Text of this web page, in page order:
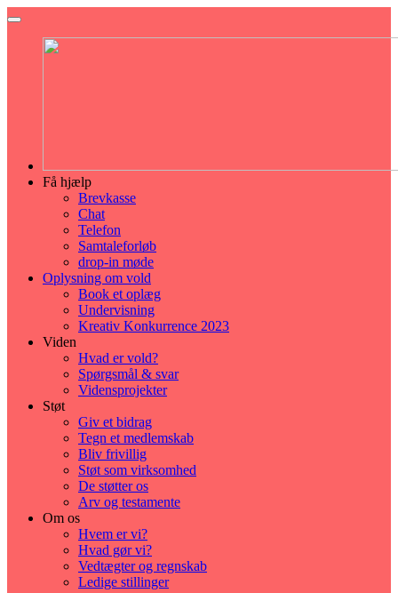
Få hjælp
Brevkasse
Chat
Telefon
Samtaleforløb
drop-in møde
Oplysning om vold
Book et oplæg
Undervisning
Kreativ Konkurrence 2023
Viden
Hvad er vold?
Spørgsmål & svar
Vidensprojekter
Støt
Giv et bidrag
Tegn et medlemskab
Bliv frivillig
Støt som virksomhed
De støtter os
Arv og testamente
Om os
Hvem er vi?
Hvad gør vi?
Vedtægter og regnskab
Ledige stillinger